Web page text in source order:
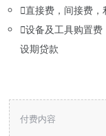
直接费，间接费，
设备及工具购置
设期贷款
付费内容